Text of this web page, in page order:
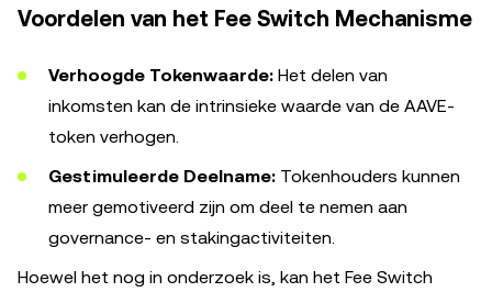
Voordelen van het Fee Switch Mechanisme
Verhoogde Tokenwaarde: Het delen van
inkomsten kan de intrinsieke waarde van de AAVE-
token verhogen.
Gestimuleerde Deelname: Tokenhouders kunnen
meer gemotiveerd zijn om deel te nemen aan
governance- en stakingactiviteiten.
Hoewel het nog in onderzoek is, kan het Fee Switch